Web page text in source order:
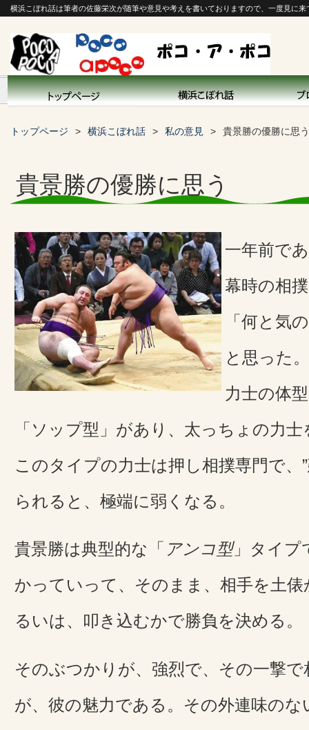
横浜こぼれ話は筆者の佐藤栄次が随筆や意見や考えを書いておりますので、一度見に来
トップページ 横浜こぼれ話 私の意見 貴景勝の優勝に思う
貴景勝の優勝に思う
一年前で
幕時の相
「何と気
と思った。
力士の体
「ソップ型」があり、太っちょの力
このタイプの力士は押し相撲専門で、
られると、極端に弱くなる。
貴景勝は典型的な「 アンコ型」タイプ
かっていって、そのまま、相手を土
るいは、叩き込むかで勝負を決める。
そのぶつかりが、強烈で、その一撃
が、彼の魅力である。その外連味のな